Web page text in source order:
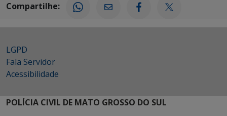
Compartilhe:
LGPD
Fala Servidor
Acessibilidade
POLÍCIA CIVIL DE MATO GROSSO DO SUL